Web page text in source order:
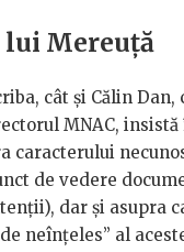
Mereuță
cât și Călin Dan,
MNAC,
caracterului
de vedere
dar și asupra
neînțeles” al